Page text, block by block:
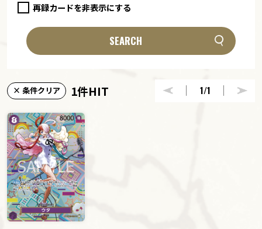
再録カードを非表示にする
SEARCH
× 条件クリア 1件HIT 1/1